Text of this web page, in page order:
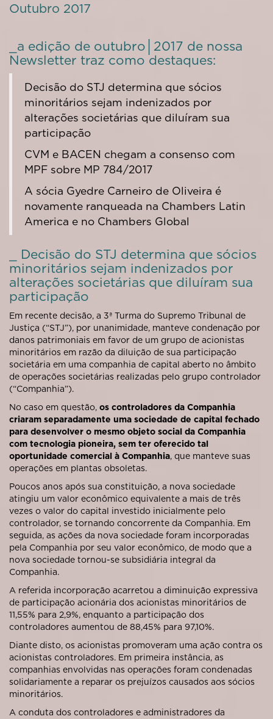
Outubro 2017
_a edição de outubro│2017 de nossa
Newsletter traz como destaques:
Decisão do STJ determina que sócios
minoritários sejam indenizados por
alterações societárias que diluíram sua
participação
CVM e BACEN chegam a consenso com
MPF sobre MP 784/2017
A sócia Gyedre Carneiro de Oliveira é
novamente ranqueada na Chambers Latin
America e no Chambers Global
_ Decisão do STJ determina que sócios
minoritários sejam indenizados por
alterações societárias que diluíram sua
participação
Em recente decisão, a 3ª Turma do Supremo Tribunal de
Justiça (“STJ”), por unanimidade, manteve condenação por
danos patrimoniais em favor de um grupo de acionistas
minoritários em razão da diluição de sua participação
societária em uma companhia de capital aberto no âmbito
de operações societárias realizadas pelo grupo controlador
(“Companhia”).
No caso em questão, os controladores da Companhia
criaram separadamente uma sociedade de capital fechado
para desenvolver o mesmo objeto social da Companhia
com tecnologia pioneira, sem ter oferecido tal
oportunidade comercial à Companhia, que manteve suas
operações em plantas obsoletas.
Poucos anos após sua constituição, a nova sociedade
atingiu um valor econômico equivalente a mais de três
vezes o valor do capital investido inicialmente pelo
controlador, se tornando concorrente da Companhia. Em
seguida, as ações da nova sociedade foram incorporadas
pela Companhia por seu valor econômico, de modo que a
nova sociedade tornou-se subsidiária integral da
Companhia.
A referida incorporação acarretou a diminuição expressiva
de participação acionária dos acionistas minoritários de
11,55% para 2,9%, enquanto a participação dos
controladores aumentou de 88,45% para 97,10%.
Diante disto, os acionistas promoveram uma ação contra os
acionistas controladores. Em primeira instância, as
companhias envolvidas nas operações foram condenadas
solidariamente a reparar os prejuízos causados aos sócios
minoritários.
A conduta dos controladores e administradores da